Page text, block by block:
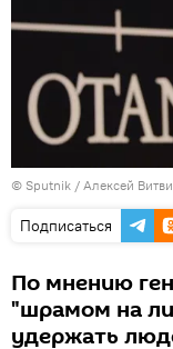
© Sputnik / Алексей
Подписаться
По мнению
"шрамом на
удержать